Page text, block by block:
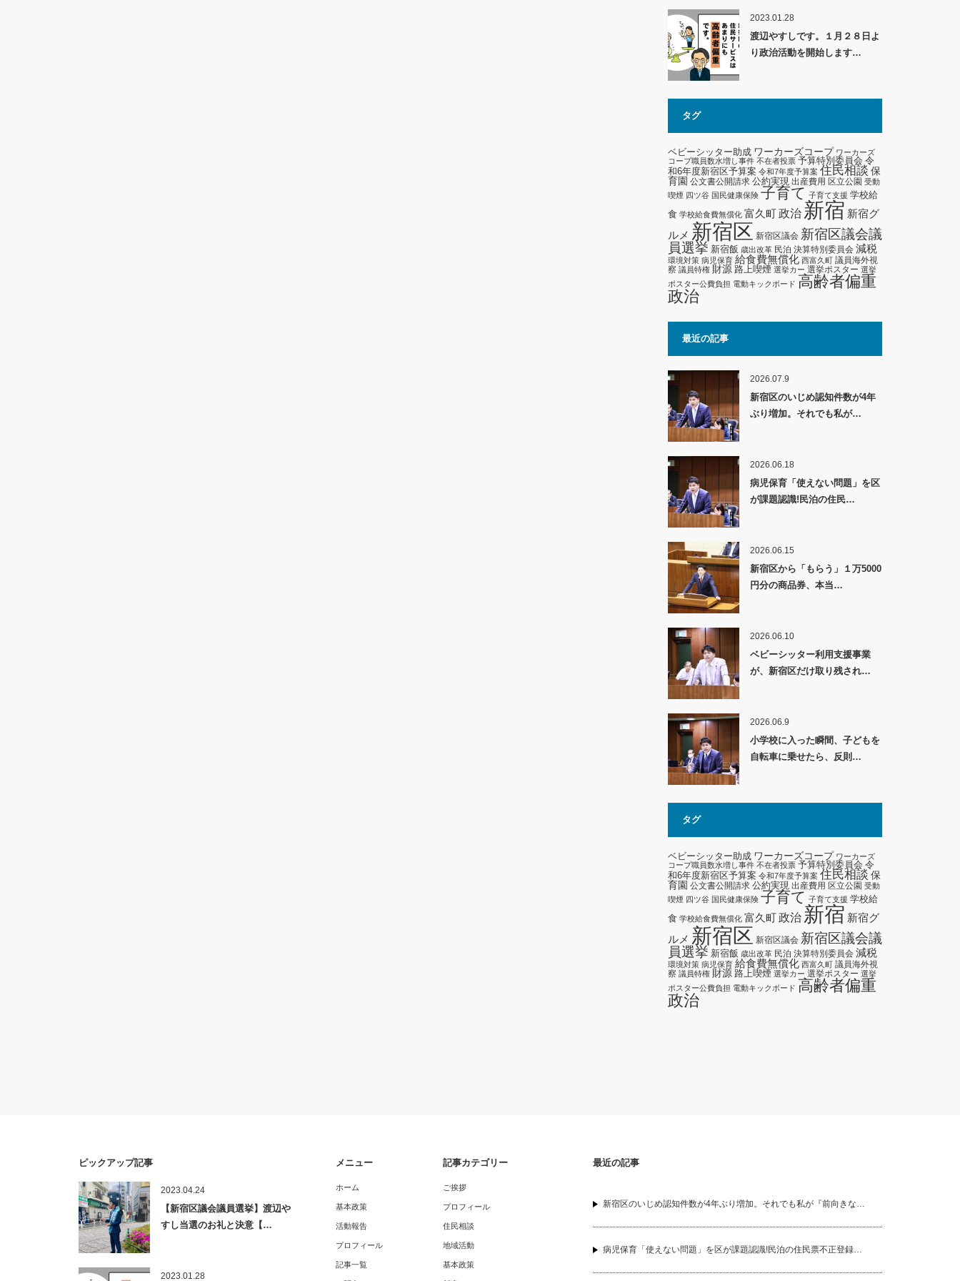
2023.01.28
渡辺やすしです。１月２８日よ
り政治活動を開始します…
タグ
ベビーシッター助成 ワーカーズコープ ワーカーズ
コープ職員数水増し事件 不在者投票 予算特別委員会 令
和6年度新宿区予算案 令和7年度予算案 住民相談 保
育園 公文書公開請求 公約実現 出産費用 区立公園 受動
喫煙 四ツ谷 国民健康保険 子育て 子育て支援 学校給
食 学校給食費無償化 富久町 政治 新宿 新宿グ
ルメ 新宿区 新宿区議会 新宿区議会議
員選挙 新宿飯 歳出改革 民泊 決算特別委員会 減税
環境対策 病児保育 給食費無償化 西富久町 議員海外視
察 議員特権 財源 路上喫煙 選挙カー 選挙ポスター 選挙
ポスター公費負担 電動キックボード 高齢者偏重
政治
最近の記事
2026.07.9
新宿区のいじめ認知件数が4年
ぶり増加。それでも私が…
2026.06.18
病児保育「使えない問題」を区
が課題認識!民泊の住民…
2026.06.15
新宿区から「もらう」１万5000
円分の商品券、本当…
2026.06.10
ベビーシッター利用支援事業
が、新宿区だけ取り残され…
2026.06.9
小学校に入った瞬間、子どもを
自転車に乗せたら、反則…
タグ
ベビーシッター助成 ワーカーズコープ ワーカーズ
コープ職員数水増し事件 不在者投票 予算特別委員会 令
和6年度新宿区予算案 令和7年度予算案 住民相談 保
育園 公文書公開請求 公約実現 出産費用 区立公園 受動
喫煙 四ツ谷 国民健康保険 子育て 子育て支援 学校給
食 学校給食費無償化 富久町 政治 新宿 新宿グ
ルメ 新宿区 新宿区議会 新宿区議会議
員選挙 新宿飯 歳出改革 民泊 決算特別委員会 減税
環境対策 病児保育 給食費無償化 西富久町 議員海外視
察 議員特権 財源 路上喫煙 選挙カー 選挙ポスター 選挙
ポスター公費負担 電動キックボード 高齢者偏重
政治
ピックアップ記事
2023.04.24
【新宿区議会議員選挙】渡辺や
すし当選のお礼と決意【…
2023.01.28
最近の記事
新宿区のいじめ認知件数が4年ぶり増加。それでも私が『前向きな…
病児保育「使えない問題」を区が課題認識!民泊の住民票不正登録…
メニュー
ホーム
基本政策
活動報告
プロフィール
記事一覧
記事カテゴリー
ご挨拶
プロフィール
住民相談
地域活動
基本政策